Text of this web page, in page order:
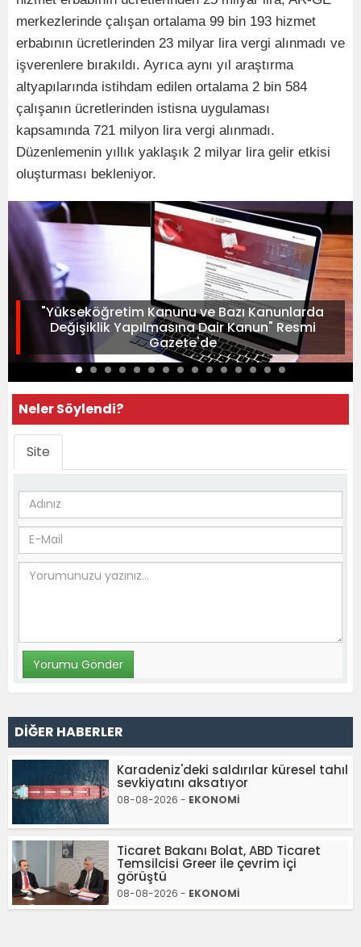
merkezlerinde çalışan ortalama 99 bin 193 hizmet
erbabının ücretlerinden 23 milyar lira vergi alınmadı ve
işverenlere bırakıldı. Ayrıca aynı yıl araştırma
altyapılarında istihdam edilen ortalama 2 bin 584
çalışanın ücretlerinden istisna uygulaması
kapsamında 721 milyon lira vergi alınmadı.
Düzenlemenin yıllık yaklaşık 2 milyar lira gelir etkisi
oluşturması bekleniyor.
"Yükseköğretim Kanunu ve Bazı Kanunlarda
Değişiklik Yapılmasına Dair Kanun" Resmi
Gazete'de
Neler Söylendi?
Site
DİĞER HABERLER
Karadeniz'deki saldırılar küresel tahıl
sevkiyatını aksatıyor
08-08-2026 - EKONOMİ
Ticaret Bakanı Bolat, ABD Ticaret
Temsilcisi Greer ile çevrim içi
görüştü
08-08-2026 - EKONOMİ